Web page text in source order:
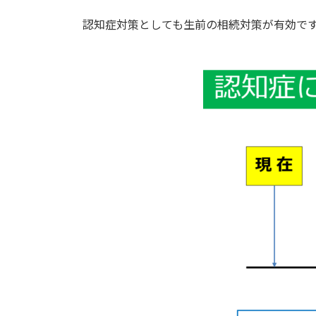
認知症対策としても生前の相続対策が有効で